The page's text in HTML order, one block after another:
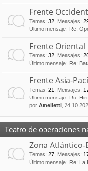
Frente
Temas: 32 Mensajes:
Último mensaje:
Re:
Frente Oriental
Temas: 32 Mensajes:
Último mensaje:
Re:
Frente Asia-
Temas: 21 Mensajes:
Último mensaje:
Re:
por Amelletti , 24 10
Teatro de operaciones
Zona Atlántico-
Temas: 27 Mensajes:
Último mensaje:
Re: La